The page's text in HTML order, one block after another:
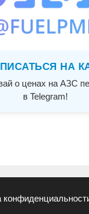
НА
о ценах на АЗС
в Telegram!